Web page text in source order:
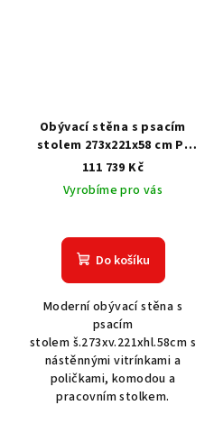
Obývací stěna s psacím
stolem 273x221x58 cm P-
7153
111 739 Kč
Vyrobíme pro vás
Do košíku
Moderní obývací stěna s
psacím
stolem š.273xv.221xhl.58cm s
nástěnnými vitrínkami a
poličkami, komodou a
pracovním stolkem.